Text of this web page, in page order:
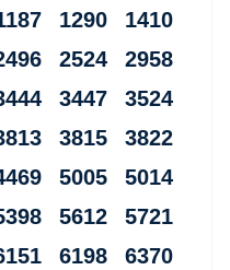
1290 1410
2524 2958
3447 3524
3815 3822
5005 5014
5612 5721
6198 6370